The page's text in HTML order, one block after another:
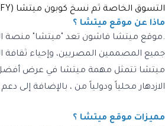
التسوق الخاصة ثم نسخ كوبون ميتشا (WAFY) ولصقه في خانة الرمز الترويجي لتحصلي على أقوى خصم حصريا عبر كوبون وافي !
ماذا عن موقع ميتشا ؟
ميتشا تتمثل مهمة ميتشا في عرض أفضل
الازدهار محلياً ودولياً من ، بالإضافة إلى
مميزات موقع ميتشا ؟